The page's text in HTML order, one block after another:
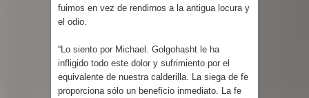
fuimos en vez de rendirnos a la antigua locura y
el odio.
“Lo siento por Michael. Golgohasht le ha
infligido todo este dolor y sufrimiento por el
equivalente de nuestra calderilla. La siega de fe
proporciona sólo un beneficio inmediato. La fe